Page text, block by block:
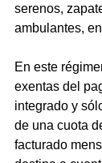
serenos,
ambulantes,
En este
exentas del
integrado y
de una cuota
facturado